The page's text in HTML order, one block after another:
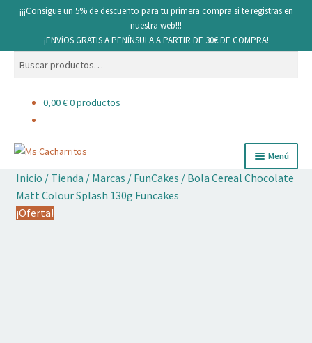
¡¡¡Consigue un 5% de descuento para tu primera compra si te registras en
nuestra web!!!
¡ENVíOS GRATIS A PENÍNSULA A PARTIR DE 30€ DE COMPRA!
0,00€0 productos
Ir
la
navegación
Ir
contenido
Menú
Cacharritos y Utensilios
Pan
Inicio / Tienda / Marcas / FunCakes / Bola Cereal Chocolate
Matt Colour Splash 130g Funcakes
¡Oferta!